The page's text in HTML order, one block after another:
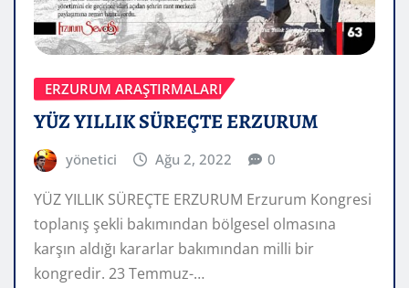
ERZURUM ARAŞTIRMALARI
YÜZ YILLIK SÜREÇTE ERZURUM
yönetici Ağu 2, 2022 0
YÜZ YILLIK SÜREÇTE ERZURUM Erzurum Kongresi
toplanış şekli bakımından bölgesel olmasına
karşın aldığı kararlar bakımından milli bir
kongredir. 23 Temmuz-…